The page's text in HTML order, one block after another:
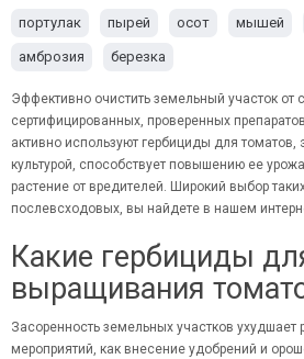
портулак пырей осот мышей
амброзия березка
Эффективно очистить земельный участок
сертифицированных, проверенных
активно используют гербициды для томатов,
культурой, способствует повышению ее
растение от вредителей. Широкий выбор
послевсходовых, вы найдете в нашем
Какие гербициды
выращивания
Засоренность земельных участков ухудшает
мероприятий, как внесение удобрений и